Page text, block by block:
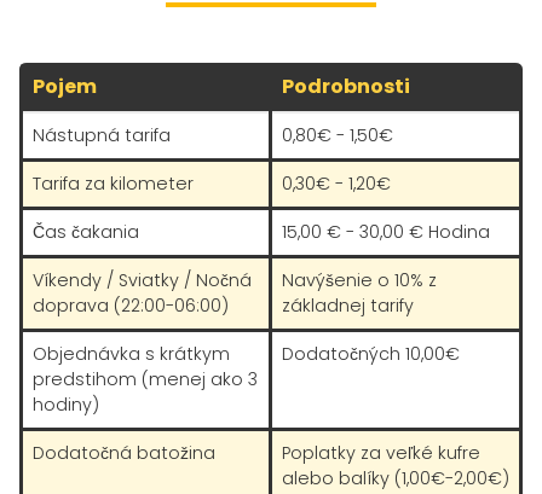
Pojem Podrobnosti
Nástupná tarifa
0,80€ - 1,50€
Tarifa za kilometer
0,30€ - 1,20€
Čas čakania
15,00 € - 30,00 € Hodina
Víkendy / Sviatky / Nočná
doprava (22:00-06:00)
Navýšenie o 10% z
základnej tarify
Objednávka s krátkym
predstihom (menej ako 3
hodiny)
Dodatočných 10,00€
Dodatočná batožina
Poplatky za veľké kufre
alebo balíky (1,00€-2,00€)